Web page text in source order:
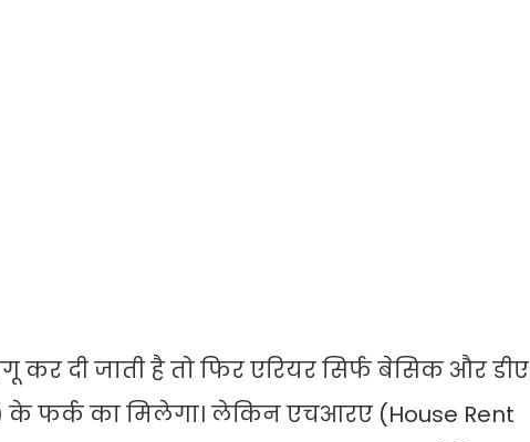
कर दी जाती है तो फिर एरियर सिर्फ बेसिक और डीए
के फर्क का मिलेगा। लेकिन एचआरए (House Rent